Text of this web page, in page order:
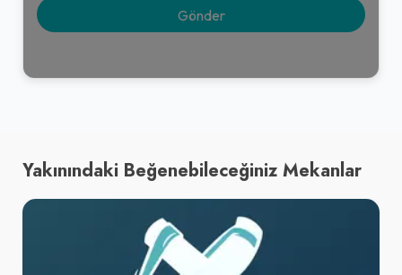
Yakınındaki Beğenebileceğiniz Mekanlar